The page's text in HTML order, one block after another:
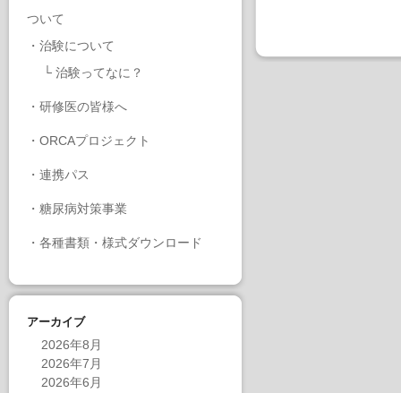
ついて
・ 治験について
└ 治験ってなに？
・ 研修医の皆様へ
・ ORCAプロジェクト
・ 連携パス
・ 糖尿病対策事業
・ 各種書類・様式ダウンロード
アーカイブ
2026年8月
2026年7月
2026年6月